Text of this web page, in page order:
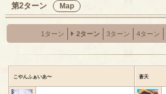
第2ターン Map
1ターン 2ターン 3ターン 4ターン
こやんふぁいあ〜 蒼天